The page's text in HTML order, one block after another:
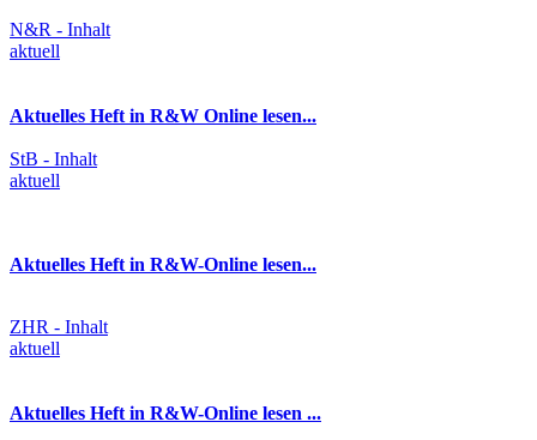
N&R - Inhalt
aktuell
Aktuelles Heft in R&W Online lesen...
StB - Inhalt
aktuell
Aktuelles Heft in R&W-Online lesen...
ZHR - Inhalt
aktuell
Aktuelles Heft in R&W-Online lesen ...